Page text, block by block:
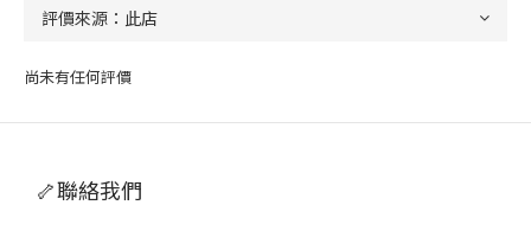
尚未有任何評價
🦴聯絡我們